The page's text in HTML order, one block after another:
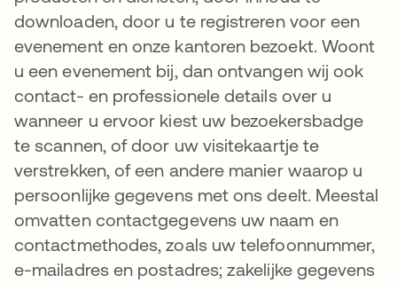
downloaden, door u te registreren voor een
evenement en onze kantoren bezoekt. Woont
u een evenement bij, dan ontvangen wij ook
contact- en professionele details over u
wanneer u ervoor kiest uw bezoekersbadge
te scannen, of door uw visitekaartje te
verstrekken, of een andere manier waarop u
persoonlijke gegevens met ons deelt. Meestal
omvatten contactgegevens uw naam en
contactmethodes, zoals uw telefoonnummer,
e-mailadres en postadres; zakelijke gegevens